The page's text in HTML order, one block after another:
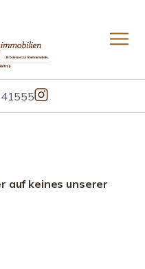
auf keines unserer